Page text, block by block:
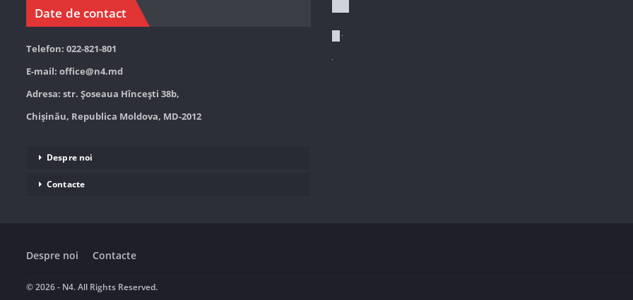
Date de contact
Telefon: 022-821-801
E-mail: office@n4.md
Adresa: str. Șoseaua Hînceşti 38b,
Chișinău, Republica Moldova, MD-2012
Despre noi
Contacte
Despre noi Contacte
© 2026 - N4. All Rights Reserved.